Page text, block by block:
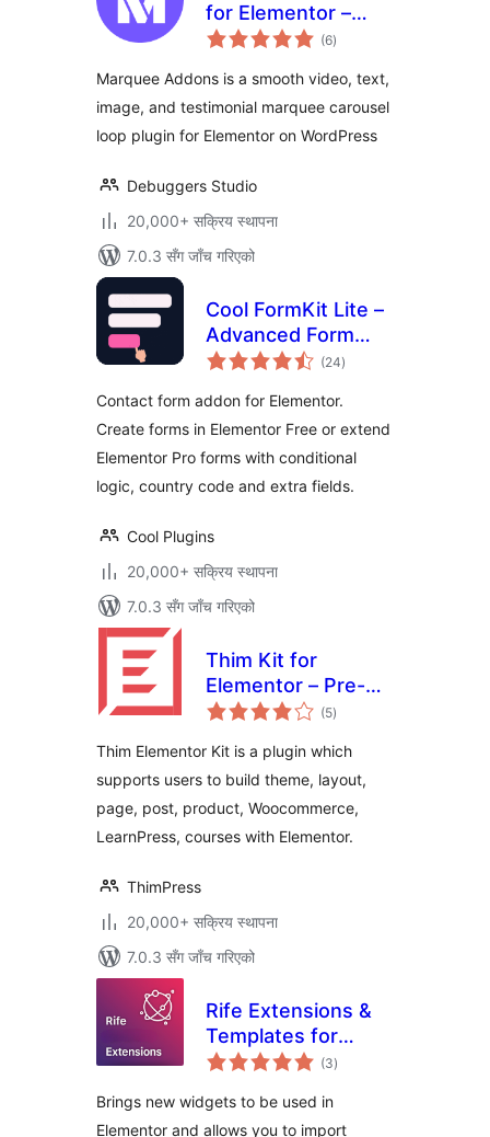
for Elementor –
Essential Motion
Templates
(6कुल
रेटिङ्गहरू
)
Marquee Addons is a smooth video, text,
image, and testimonial marquee carousel
loop plugin for Elementor on WordPress
Debuggers Studio
20,000+ सक्रिय स्थापना
7.0.3 सँग जाँच गरिएको
Cool FormKit Lite –
Advanced Form
Builder for
(24कुल
रेटिङ्गहरू
)
Contact form addon for Elementor.
Create forms in Elementor Free or extend
Elementor Pro forms with conditional
logic, country code and extra fields.
Cool Plugins
20,000+ सक्रिय स्थापना
7.0.3 सँग जाँच गरिएको
Thim Kit for
Elementor – Pre-
built Templates &
Elementor
(5कुल
रेटिङ्गहरू
)
Thim Elementor Kit is a plugin which
supports users to build theme, layout,
page, post, product, Woocommerce,
LearnPress, courses with Elementor.
ThimPress
20,000+ सक्रिय स्थापना
7.0.3 सँग जाँच गरिएको
Rife Extensions &
Templates for
Elementor
(3कुल
रेटिङ्गहरू
)
Brings new widgets to be used in
Elementor and allows you to import